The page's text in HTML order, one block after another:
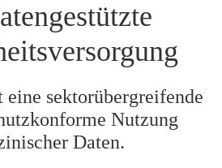
eine sektorübergreifende
Nutzung
Daten.